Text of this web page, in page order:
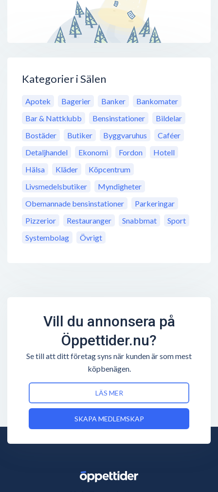
Kategorier i Sälen
Apotek Bagerier Banker
Bankomater
Bar & Nattklubb
Bensinstationer
Bildelar
Bostäder
Butiker Byggvaruhus
Caféer
Detaljhandel
Ekonomi Fordon
Hotell
Hälsa
Kläder
Köpcentrum
Livsmedelsbutiker
Myndigheter
Obemannade bensinstationer
Parkeringar
Pizzerior
Restauranger Snabbmat
Sport
Systembolag
Övrigt
Vill du annonsera på
Öppettider.nu?
Se till att ditt företag syns när kunden är som mest
köpbenägen.
LÄS MER
SKAPA MEDLEMSKAP